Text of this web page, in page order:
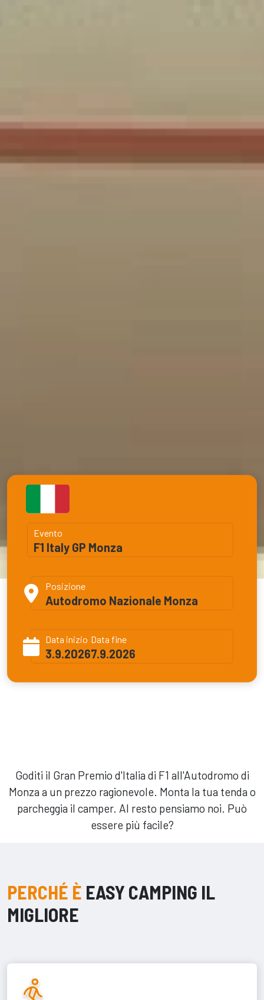
Evento
F1 Italy GP Monza
Posizione
Autodromo Nazionale Monza
Data inizio
3.9.2026
Data fine
7.9.2026
Goditi il Gran Premio d'Italia di F1 all'Autodromo di
Monza a un prezzo ragionevole. Monta la tua tenda o
parcheggia il camper. Al resto pensiamo noi. Può
essere più facile?
PERCHÉ È EASY CAMPING IL
MIGLIORE